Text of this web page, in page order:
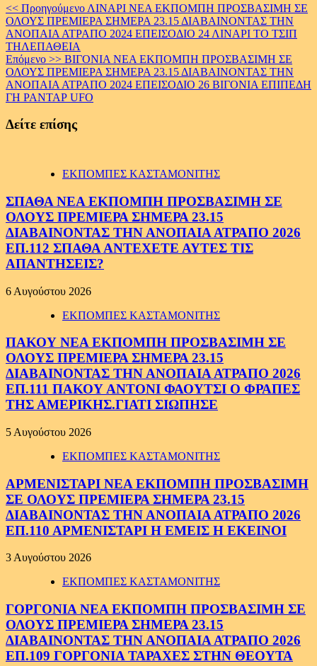
Continue
Reading
<< Προηγούμενο ΛΙΝΑΡΙ ΝΕΑ ΕΚΠΟΜΠΗ ΠΡΟΣΒΑΣΙΜΗ ΣΕ
ΟΛΟΥΣ ΠΡΕΜΙΕΡΑ ΣΗΜΕΡΑ 23.15 ΔΙΑΒΑΙΝΟΝΤΑΣ ΤΗΝ
ΑΝΟΠΑΙΑ ΑΤΡΑΠΟ 2024 ΕΠΕΙΣΟΔΙΟ 24 ΛΙΝΑΡΙ ΤΟ ΤΣΙΠ
ΤΗΛΕΠΑΘΕΙΑ
Επόμενο >> ΒΙΓΟΝΙΑ ΝΕΑ ΕΚΠΟΜΠΗ ΠΡΟΣΒΑΣΙΜΗ ΣΕ
ΟΛΟΥΣ ΠΡΕΜΙΕΡΑ ΣΗΜΕΡΑ 23.15 ΔΙΑΒΑΙΝΟΝΤΑΣ ΤΗΝ
ΑΝΟΠΑΙΑ ΑΤΡΑΠΟ 2024 ΕΠΕΙΣΟΔΙΟ 26 ΒΙΓΟΝΙΑ ΕΠΙΠΕΔΗ
ΓΗ ΡΑΝΤΑΡ UFO
Δείτε επίσης
ΕΚΠΟΜΠΕΣ ΚΑΣΤΑΜΟΝΙΤΗΣ
ΣΠΑΘΑ ΝΕΑ ΕΚΠΟΜΠΗ ΠΡΟΣΒΑΣΙΜΗ ΣΕ
ΟΛΟΥΣ ΠΡΕΜΙΕΡΑ ΣΗΜΕΡΑ 23.15
ΔΙΑΒΑΙΝΟΝΤΑΣ ΤΗΝ ΑΝΟΠΑΙΑ ΑΤΡΑΠΟ 2026
ΕΠ.112 ΣΠΑΘΑ ΑΝΤΕΧΕΤΕ ΑΥΤΕΣ ΤΙΣ
ΑΠΑΝΤΗΣΕΙΣ?
6 Αυγούστου 2026
ΕΚΠΟΜΠΕΣ ΚΑΣΤΑΜΟΝΙΤΗΣ
ΠΑΚΟΥ ΝΕΑ ΕΚΠΟΜΠΗ ΠΡΟΣΒΑΣΙΜΗ ΣΕ
ΟΛΟΥΣ ΠΡΕΜΙΕΡΑ ΣΗΜΕΡΑ 23.15
ΔΙΑΒΑΙΝΟΝΤΑΣ ΤΗΝ ΑΝΟΠΑΙΑ ΑΤΡΑΠΟ 2026
ΕΠ.111 ΠΑΚΟΥ ΑΝΤΟΝΙ ΦΑΟΥΤΣΙ Ο ΦΡΑΠΕΣ
ΤΗΣ ΑΜΕΡΙΚΗΣ.ΓΙΑΤΙ ΣΙΩΠΗΣΕ
5 Αυγούστου 2026
ΕΚΠΟΜΠΕΣ ΚΑΣΤΑΜΟΝΙΤΗΣ
ΑΡΜΕΝΙΣΤΑΡΙ ΝΕΑ ΕΚΠΟΜΠΗ ΠΡΟΣΒΑΣΙΜΗ
ΣΕ ΟΛΟΥΣ ΠΡΕΜΙΕΡΑ ΣΗΜΕΡΑ 23.15
ΔΙΑΒΑΙΝΟΝΤΑΣ ΤΗΝ ΑΝΟΠΑΙΑ ΑΤΡΑΠΟ 2026
ΕΠ.110 ΑΡΜΕΝΙΣΤΑΡΙ Η ΕΜΕΙΣ Η ΕΚΕΙΝΟΙ
3 Αυγούστου 2026
ΕΚΠΟΜΠΕΣ ΚΑΣΤΑΜΟΝΙΤΗΣ
ΓΟΡΓΟΝΙΑ ΝΕΑ ΕΚΠΟΜΠΗ ΠΡΟΣΒΑΣΙΜΗ ΣΕ
ΟΛΟΥΣ ΠΡΕΜΙΕΡΑ ΣΗΜΕΡΑ 23.15
ΔΙΑΒΑΙΝΟΝΤΑΣ ΤΗΝ ΑΝΟΠΑΙΑ ΑΤΡΑΠΟ 2026
ΕΠ.109 ΓΟΡΓΟΝΙΑ ΤΑΡΑΧΕΣ ΣΤΗΝ ΘΕΟΥΤΑ